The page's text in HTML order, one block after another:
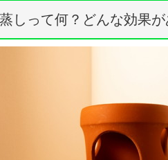
しって何？どんな効果が